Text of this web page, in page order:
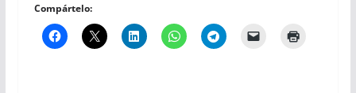
Compártelo: